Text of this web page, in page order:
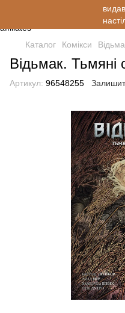
Каталог Комікси
Відьмак. Тьмяні
Артикул: 96548255